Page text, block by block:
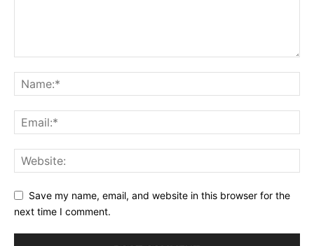
Save my name, email, and website in this browser for the
next time I comment.